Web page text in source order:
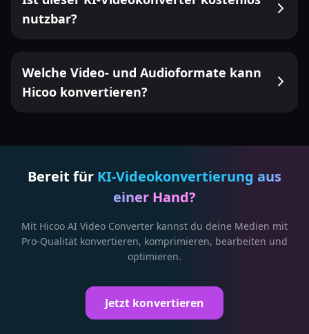
nutzbar?
Welche Video- und Audioformate kann
Hicoo konvertieren?
Bereit für KI-Videokonvertierung aus
einer Hand?
Mit Hicoo AI Video Converter kannst du deine Medien mit
Pro-Qualität konvertieren, komprimieren, bearbeiten und
optimieren.
Jetzt konvertieren